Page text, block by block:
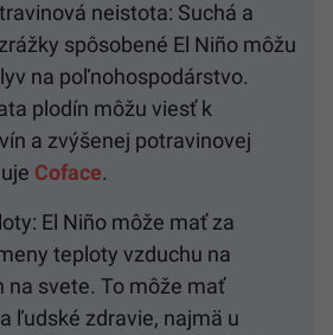
neistota: Suchá a
spôsobené El Niño môžu
na poľnohospodárstvo.
plodín môžu viesť k
a zvýšenej potravinovej
Coface.
El Niño môže mať za
teploty vzduchu na
na svete. To môže mať
ľudské zdravie, najmä u